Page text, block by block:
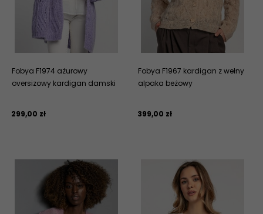
Fobya F1974 ażurowy
oversizowy kardigan damski
299,00 zł
Fobya F1967 kardigan z wełny
alpaka beżowy
399,00 zł